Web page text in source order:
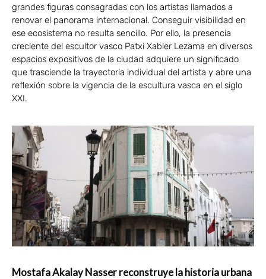
grandes figuras consagradas con los artistas llamados a
renovar el panorama internacional. Conseguir visibilidad en
ese ecosistema no resulta sencillo. Por ello, la presencia
creciente del escultor vasco Patxi Xabier Lezama en diversos
espacios expositivos de la ciudad adquiere un significado
que trasciende la trayectoria individual del artista y abre una
reflexión sobre la vigencia de la escultura vasca en el siglo
XXI.
Mostafa Akalay Nasser reconstruye la historia urbana